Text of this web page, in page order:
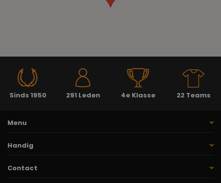
Sinds 1950 291 Leden 4e Klasse 22 Teams
Menu
Handig
Contact